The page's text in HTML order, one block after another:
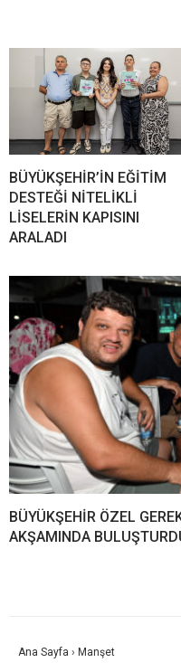
BÜYÜKŞEHİR’İN EĞİTİM
DESTEĞİ NİTELİKLİ
LİSELERİN KAPISINI
ARALADI
BÜYÜKŞEHİR ÖZEL
AKŞAMINDA
Ana Sayfa › Manşet